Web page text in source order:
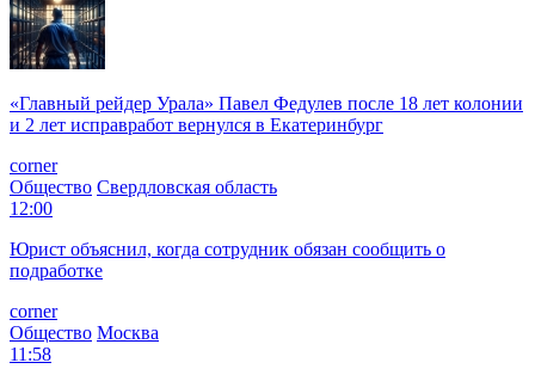
«Главный рейдер Урала» Павел Федулев после 18 лет колонии
и 2 лет исправработ вернулся в Екатеринбург
corner
Общество Свердловская область
12:00
Юрист объяснил, когда сотрудник обязан сообщить о
подработке
corner
Общество Москва
11:58